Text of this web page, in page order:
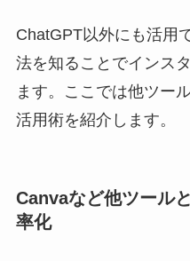
ChatGPT以外にも活用
法を知ることでインス
ます。ここでは他ツー
活用術を紹介します。
Canvaなど他ツール
率化